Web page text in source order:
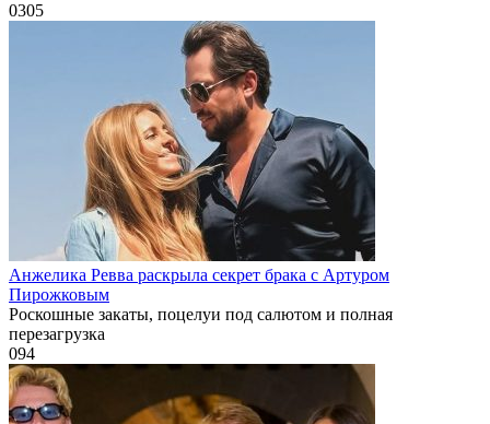
0305
Анжелика Ревва раскрыла секрет брака с Артуром
Пирожковым
Роскошные закаты, поцелуи под салютом и полная
перезагрузка
094